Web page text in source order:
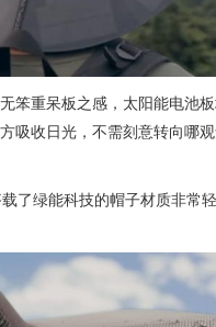
笨重呆板之感，太阳能电池
吸收日光，不需刻意转向哪
了绿能科技的帽子材质非常